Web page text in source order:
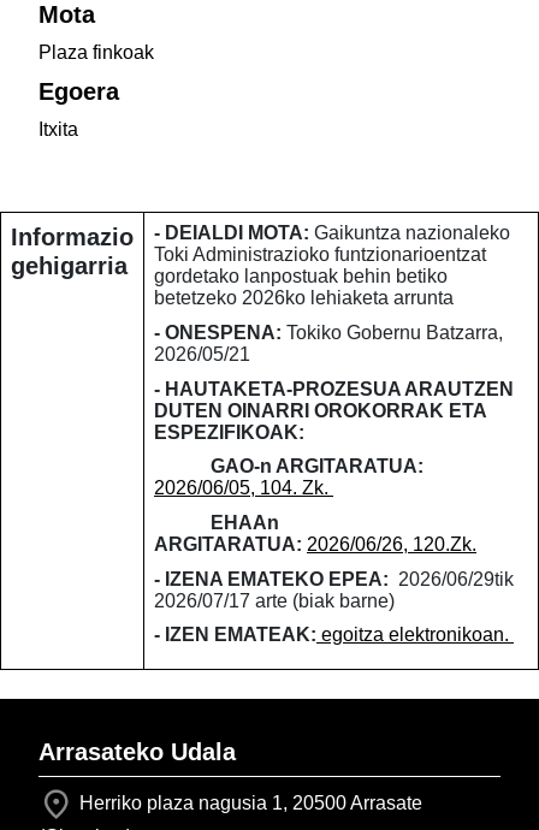
Mota
Plaza finkoak
Egoera
Itxita
Informazio
gehigarria
- DEIALDI MOTA: Gaikuntza nazionaleko
Toki Administrazioko funtzionarioentzat
gordetako lanpostuak behin betiko
betetzeko 2026ko lehiaketa arrunta
- ONESPENA: Tokiko Gobernu Batzarra,
2026/05/21
- HAUTAKETA-PROZESUA ARAUTZEN
DUTEN OINARRI OROKORRAK ETA
ESPEZIFIKOAK:
GAO-n ARGITARATUA:
2026/06/05, 104. Zk.
EHAAn
ARGITARATUA: 2026/06/26, 120.Zk.
- IZENA EMATEKO EPEA: 2026/06/29tik
2026/07/17 arte (biak barne)
- IZEN EMATEAK: egoitza elektronikoan.
Arrasateko Udala
Herriko plaza nagusia 1, 20500 Arrasate